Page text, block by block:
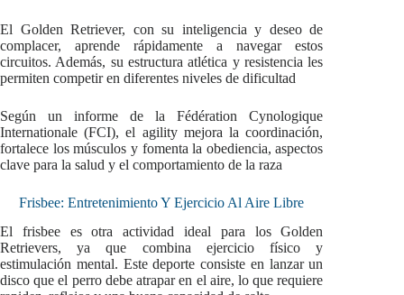
El Golden Retriever, con su inteligencia y deseo de
complacer, aprende rápidamente a navegar estos
circuitos. Además, su estructura atlética y resistencia les
permiten competir en diferentes niveles de dificultad
Según un informe de la Fédération Cynologique
Internationale (FCI), el agility mejora la coordinación,
fortalece los músculos y fomenta la obediencia, aspectos
clave para la salud y el comportamiento de la raza
Frisbee: Entretenimiento Y Ejercicio Al Aire Libre
El frisbee es otra actividad ideal para los Golden
Retrievers, ya que combina ejercicio físico y
estimulación mental. Este deporte consiste en lanzar un
disco que el perro debe atrapar en el aire, lo que requiere